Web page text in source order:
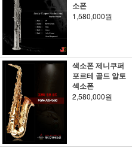
소폰
1,580,000원
색소폰 제니쿠퍼
포르테 골드 알토
섹소폰
2,580,000원